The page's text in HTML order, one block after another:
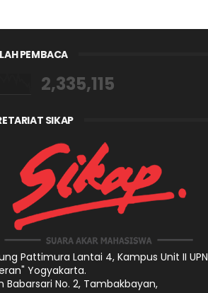
PEMBACA
2,335,115
SIKAP
Pattimura Lantai 4,Kampus Unit II UPN
Yogyakarta.
Babarsari No. 2, Tambakbayan,